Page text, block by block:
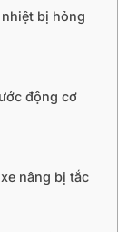
bị hỏng
động cơ
nâng bị tắc